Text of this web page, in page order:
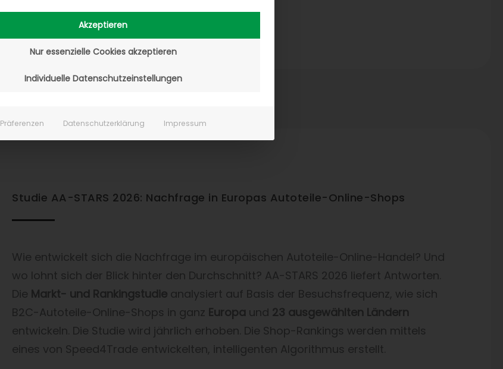
Studie AA-STARS 2026: Nachfrage in Europas Autoteile-Online-Shops
Wie entwickelt sich die Nachfrage im europäischen Autoteile-Online-Handel? Und
wo lohnt sich der Blick hinter den Durchschnitt? AA-STARS 2026 liefert Antworten.
Die Markt- und Rankingstudie analysiert auf Basis der Besuchsfrequenz, wie sich
B2C-Autoteile-Online-Shops in ganz Europa und 23 ausgewählten Ländern
entwickeln. Die Studie wird jährlich erhoben. Die Shop-Rankings werden mittels
eines von Speed4Trade entwickelten, intelligenten Algorithmus erstellt.
Akzeptieren
Nur essenzielle Cookies akzeptieren
Individuelle Datenschutzeinstellungen
Präferenzen Datenschutzerklärung Impressum